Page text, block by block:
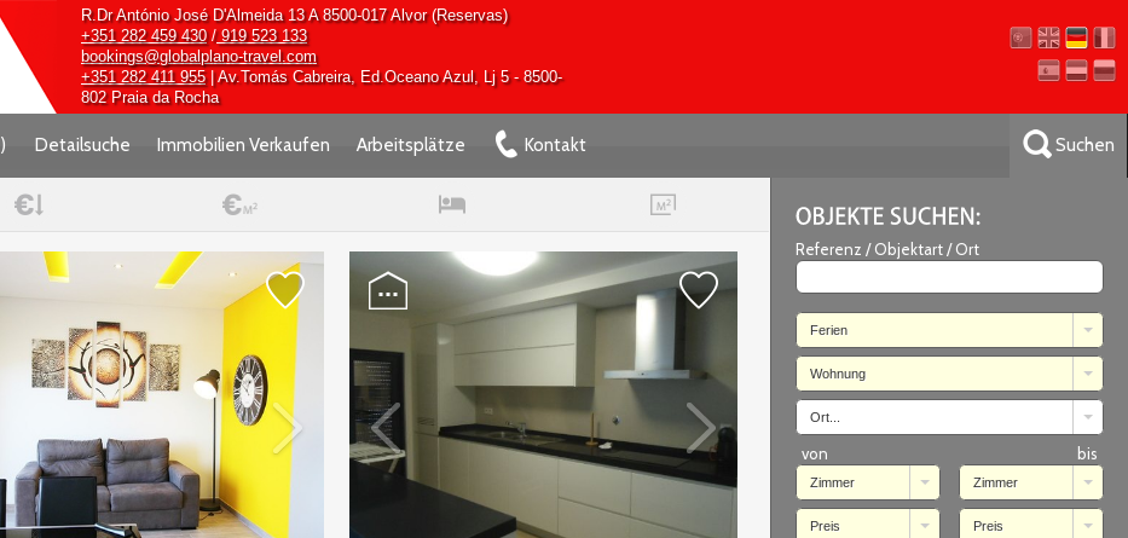
R.Dr António José D'Almeida 13 A 8500-017 Alvor (Reservas)
+351 282 459 430/919 523 133
bookings@globalplano-travel.com
+351 282 411 955| Av.Tomás Cabreira, Ed.Oceano Azul, Lj 5 - 8500-
802 Praia da Rocha
) Detailsuche Immobilien Verkaufen Arbeitsplätze Kontakt Suchen
Referenz / Objektart / Ort
Ferien
Wohnung
Ort...
von bis
Zimmer Zimmer
Preis Preis
Wohnung T2
Clube Alvor F?rias
Portimão
von350